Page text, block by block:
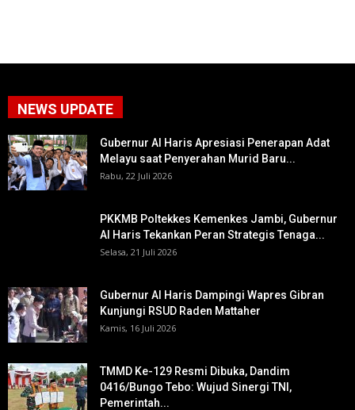
NEWS UPDATE
Gubernur Al Haris Apresiasi Penerapan Adat
Melayu saat Penyerahan Murid Baru...
Rabu, 22 Juli 2026
PKKMB Poltekkes Kemenkes Jambi, Gubernur
Al Haris Tekankan Peran Strategis Tenaga...
Selasa, 21 Juli 2026
Gubernur Al Haris Dampingi Wapres Gibran
Kunjungi RSUD Raden Mattaher
Kamis, 16 Juli 2026
TMMD Ke-129 Resmi Dibuka, Dandim
0416/Bungo Tebo: Wujud Sinergi TNI,
Pemerintah...